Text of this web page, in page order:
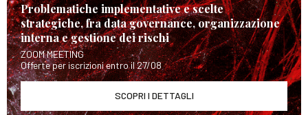
Problematiche implementative e scelte
strategiche, fra data governance, organizzazione
interna e gestione dei rischi
ZOOM MEETING
Offerte per iscrizioni entro il 27/08
SCOPRI I DETTAGLI